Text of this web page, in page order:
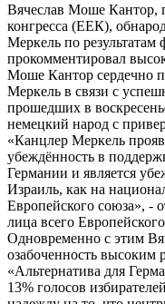
Вячеслав Моше Кантор,
конгресса (ЕЕК),
Меркель по
прокомментировал
Моше Кантор сердечно
Меркель в связи с
прошедших в
немецкий народ с
«Канцлер Меркель
убеждённость в
Германии и является
Израиль, как на
Европейского союза», -
лица всего
Одновременно с этим
озабоченность высоким
«Альтернатива для
13% голосов